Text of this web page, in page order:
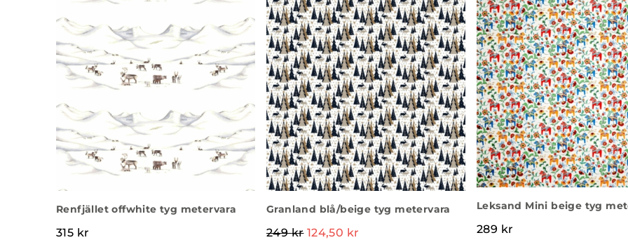
Renfjället offwhite tyg metervara
315 kr
Granland blå/beige tyg metervara
249kr 124,50 kr
Leksand Mini beige tyg
289 kr